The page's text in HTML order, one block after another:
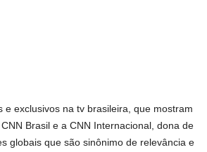
e exclusivos na tv brasileira, que mostram
Brasil e a CNN Internacional, dona de
globais que são sinônimo de relevância e